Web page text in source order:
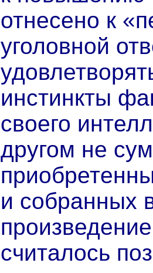
отнесено к
уголовной
инстинкты
своего
другом не
и собранных
считалось